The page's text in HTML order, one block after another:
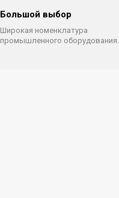
Большой выбор
Широкая номенклатура
промышленного оборудования.